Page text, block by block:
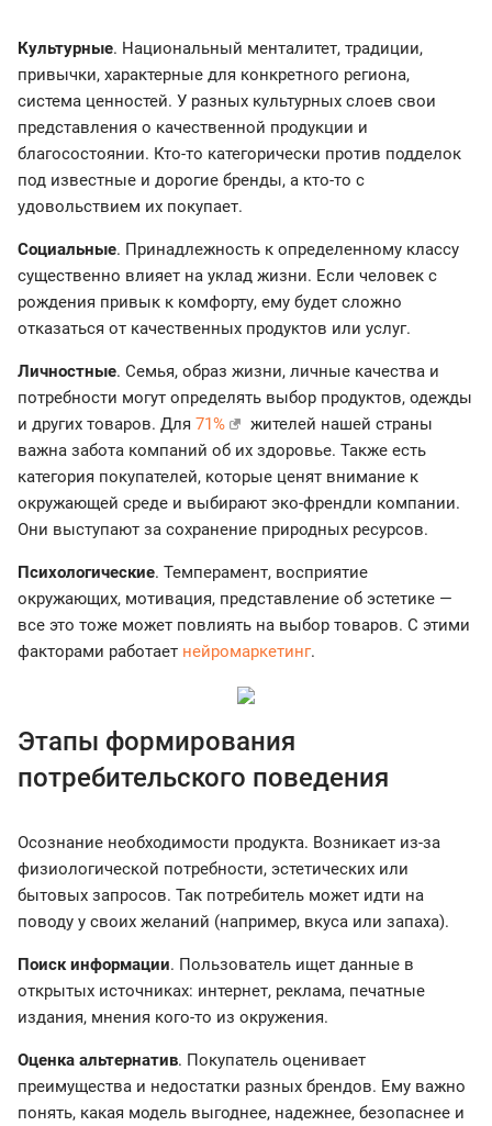
Культурные. Национальный менталитет, традиции,
привычки, характерные для конкретного региона,
система ценностей. У разных культурных слоев свои
представления о качественной продукции и
благосостоянии. Кто-то категорически против подделок
под известные и дорогие бренды, а кто-то с
удовольствием их покупает.
Социальные. Принадлежность к определенному классу
существенно влияет на уклад жизни. Если человек с
рождения привык к комфорту, ему будет сложно
отказаться от качественных продуктов или услуг.
Личностные. Семья, образ жизни, личные качества и
потребности могут определять выбор продуктов, одежды
и других товаров. Для 71%
жителей нашей страны
важна забота компаний об их здоровье. Также есть
категория покупателей, которые ценят внимание к
окружающей среде и выбирают эко-френдли компании.
Они выступают за сохранение природных ресурсов.
Психологические. Темперамент, восприятие
окружающих, мотивация, представление об эстетике —
все это тоже может повлиять на выбор товаров. С этими
факторами работает нейромаркетинг.
Этапы формирования
потребительского поведения
Осознание необходимости продукта. Возникает из-за
физиологической потребности, эстетических или
бытовых запросов. Так потребитель может идти на
поводу у своих желаний (например, вкуса или запаха).
Поиск информации. Пользователь ищет данные в
открытых источниках: интернет, реклама, печатные
издания, мнения кого-то из окружения.
Оценка альтернатив. Покупатель оценивает
преимущества и недостатки разных брендов. Ему важно
понять, какая модель выгоднее, надежнее, безопаснее и